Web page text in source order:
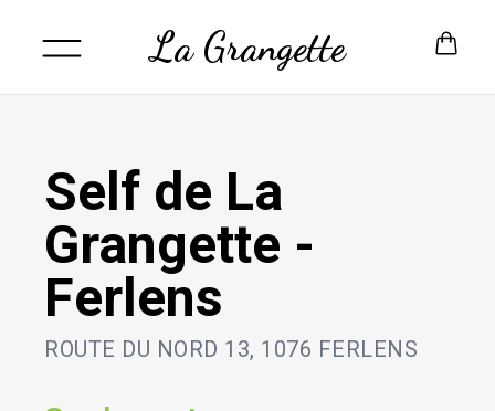
La Grangette
Self de La
Grangette -
Ferlens
ROUTE DU NORD 13, 1076 FERLENS